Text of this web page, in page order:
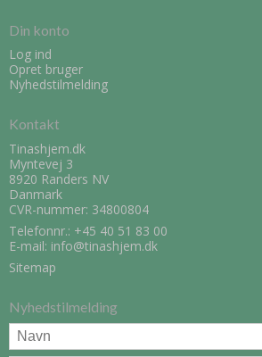
Din konto
Log ind
Opret bruger
Nyhedstilmelding
Kontakt
Tinashjem.dk
Myntevej 3
8920 Randers NV
Danmark
CVR-nummer: 34800804
Telefonnr.: +45 40 51 83 00
E-mail: info@tinashjem.dk
Sitemap
Nyhedstilmelding